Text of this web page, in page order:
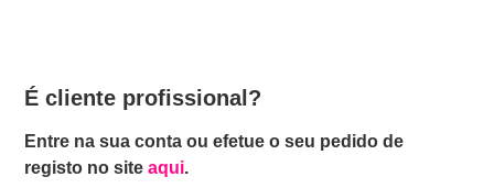
É cliente profissional?
Entre na sua conta ou efetue o seu pedido de
registo no siteaqui.